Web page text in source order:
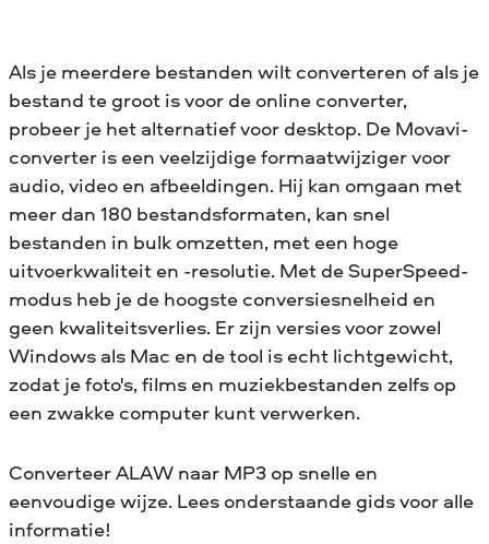
Als je meerdere bestanden wilt converteren of als je
bestand te groot is voor de online converter,
probeer je het alternatief voor desktop. De Movavi-
converter is een veelzijdige formaatwijziger voor
audio, video en afbeeldingen. Hij kan omgaan met
meer dan 180 bestandsformaten, kan snel
bestanden in bulk omzetten, met een hoge
uitvoerkwaliteit en -resolutie. Met de SuperSpeed-
modus heb je de hoogste conversiesnelheid en
geen kwaliteitsverlies. Er zijn versies voor zowel
Windows als Mac en de tool is echt lichtgewicht,
zodat je foto's, films en muziekbestanden zelfs op
een zwakke computer kunt verwerken.
Converteer ALAW naar MP3 op snelle en
eenvoudige wijze. Lees onderstaande gids voor alle
informatie!